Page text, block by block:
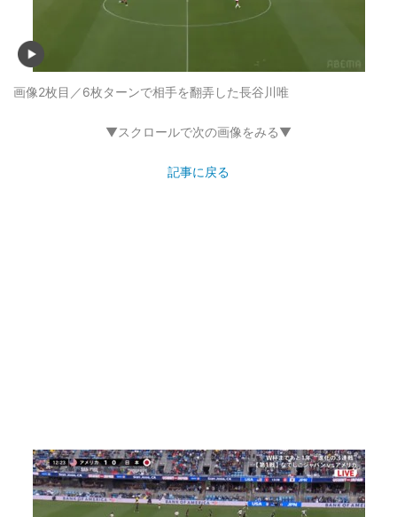
画像2枚目／6枚ターンで相手を翻弄した長谷川唯
▼スクロールで次の画像をみる▼
記事に戻る